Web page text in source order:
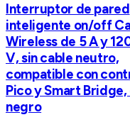
Interruptor de pared
inteligente on/off
Wireless de 5 A y
V, sin cable neutro,
compatible con
Pico y Smart
negro